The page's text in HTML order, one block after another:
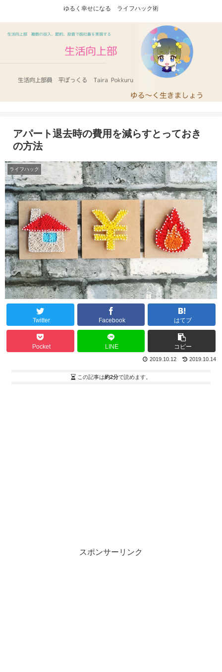
ゆるく幸せになる ライフハック術
アパート退去時の費用を減らすとっておき
の方法
ライフハック
Twitter Facebook はてブ
Pocket LINE コピー
2019.10.14
2019.10.12
この記事は約2分で読めます。
スポンサーリンク